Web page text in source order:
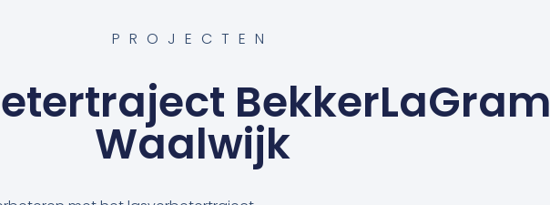
PROJECTEN
BekkerLaGram
Waalwijk